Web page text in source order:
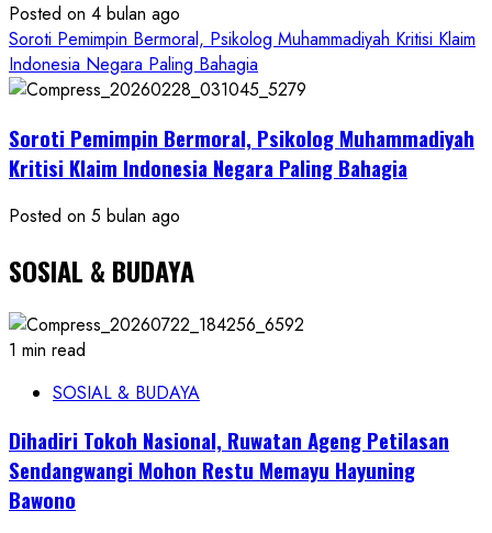
Posted on 4 bulan ago
Soroti Pemimpin Bermoral, Psikolog Muhammadiyah Kritisi Klaim
Indonesia Negara Paling Bahagia
Soroti Pemimpin Bermoral, Psikolog Muhammadiyah
Kritisi Klaim Indonesia Negara Paling Bahagia
Posted on 5 bulan ago
SOSIAL & BUDAYA
1 min read
SOSIAL & BUDAYA
Dihadiri Tokoh Nasional, Ruwatan Ageng Petilasan
Sendangwangi Mohon Restu Memayu Hayuning
Bawono